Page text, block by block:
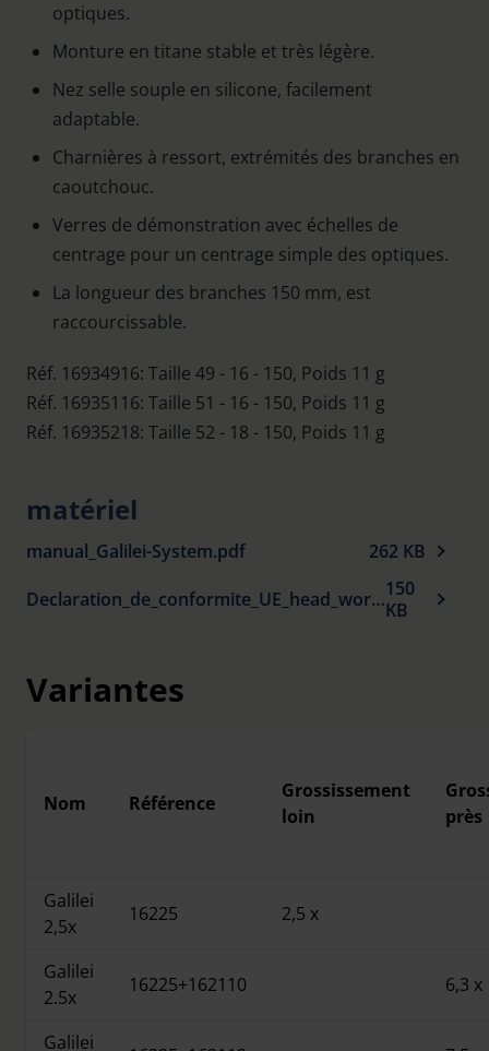
optiques.
Monture en titane stable et très légère.
Nez selle souple en silicone, facilement
adaptable.
Charnières à ressort, extrémités des branches en
caoutchouc.
Verres de démonstration avec échelles de
centrage pour un centrage simple des optiques.
La longueur des branches 150 mm, est
raccourcissable.
Réf. 16934916: Taille 49 - 16 - 150, Poids 11 g
Réf. 16935116: Taille 51 - 16 - 150, Poids 11 g
Réf. 16935218: Taille 52 - 18 - 150, Poids 11 g
matériel
manual_Galilei-System.pdf
262 KB
Declaration_de_conformite_UE_head_worn_visual_aids_fr.pdf150
KB
Variantes
Nom Référence
Grossissement
loin
près
Galilei
2,5x
16225 2,5 x
Galilei
2.5x
16225+162110 6,3 x
Galilei